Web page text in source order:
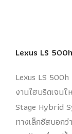
Lexus LS 500h
Lexus LS
งานไฮบริดเจน
Stage Hybrid
ทางเล็กซัสบอก